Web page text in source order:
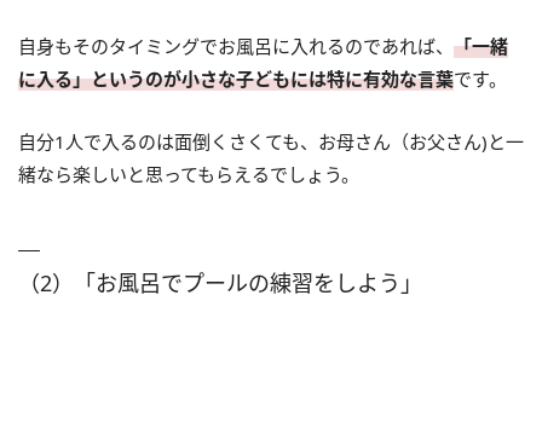
自身もそのタイミングでお風呂に入れるのであれば、 「一緒
に入る」というのが小さな子どもには特に有効な言葉です。
自分1人で入るのは面倒くさくても、お母さん（お父さん)と一
緒なら楽しいと思ってもらえるでしょう。
（2）「お風呂でプールの練習をしよう」